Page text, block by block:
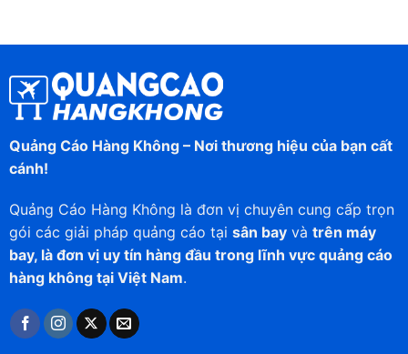
Quảng Cáo Hàng Không – Nơi thương hiệu của bạn cất
cánh!
Quảng Cáo Hàng Không là đơn vị chuyên cung cấp trọn
gói các giải pháp quảng cáo tại sân bayvà trên máy
bay, là đơn vị uy tín hàng đầu trong lĩnh vực quảng cáo
hàng không tại Việt Nam.